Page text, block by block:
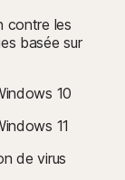
annuler le
ou en
14 jours suivant
Pour plus
contre les
basée sur
10
11
de virus